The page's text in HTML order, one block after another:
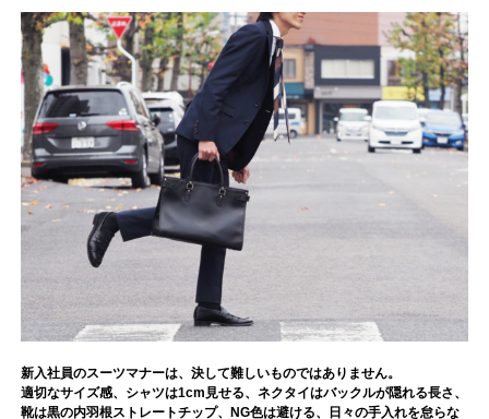
新入社員のスーツマナーは、決して難しいものではありません。
適切なサイズ感、シャツは1cm見せる、ネクタイはバックルが隠れる長さ、
靴は黒の内羽根ストレートチップ、NG色は避ける、日々の手入れを怠らな